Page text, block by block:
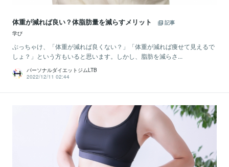
体重が減れば良い？体脂肪量を減らすメリット
記事
学び
ぶっちゃけ、「体重が減れば良くない？」「体重が減れば痩せて見えるで
しょ？」という方もいると思います。しかし、脂肪を減らさ...
パーソナルダイエットジムLTB
2022/12/11 02:44